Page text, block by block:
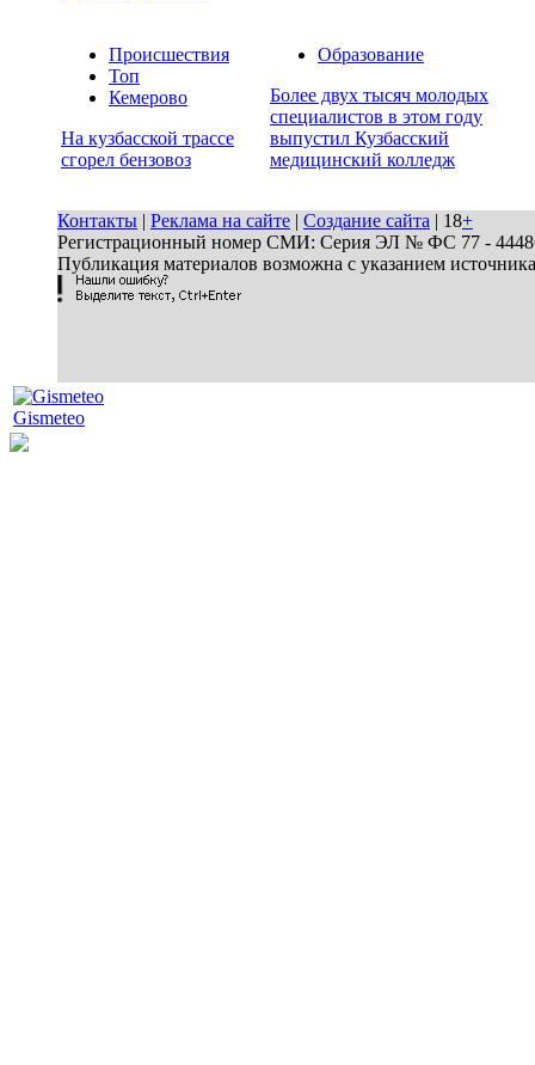
Происшествия
Топ
Кемерово
На кузбасской трассе
сгорел бензовоз
Образование
Более двух тысяч молодых
специалистов в этом году
выпустил Кузбасский
медицинский колледж
Контакты | Реклама на сайте | Создание сайта | 18+
Регистрационный номер СМИ: Серия ЭЛ № ФС 77 - 44486
Публикация материалов возможна с указанием
Gismeteo